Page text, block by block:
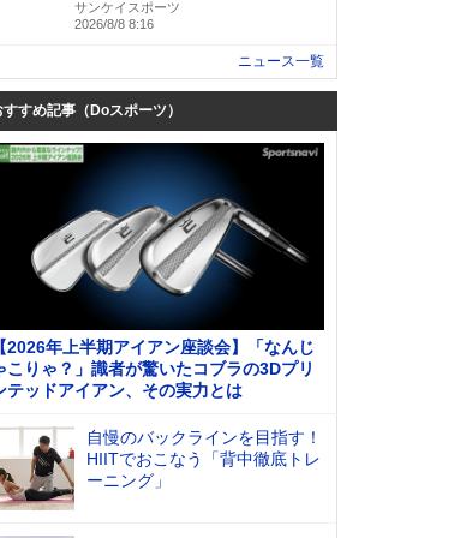
サンケイスポーツ
2026/8/8 8:16
ニュース一覧
すすめ記事（Doスポーツ）
【2026年上半期アイアン座談会】「なんじ
こりゃ？」識者が驚いたコブラの3Dプリ
テッドアイアン、その実力とは
自慢のバックラインを目指す！
HIITでおこなう「背中徹底トレ
ーニング」